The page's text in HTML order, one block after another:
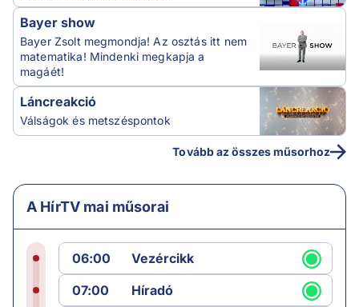
Bayer show
Bayer Zsolt megmondja! Az osztás itt nem
matematika! Mindenki megkapja a
magáét!
Láncreakció
Válságok és metszéspontok
Tovább az összes műsorhoz
A HírTV mai műsorai
06:00
Vezércikk
07:00
Híradó